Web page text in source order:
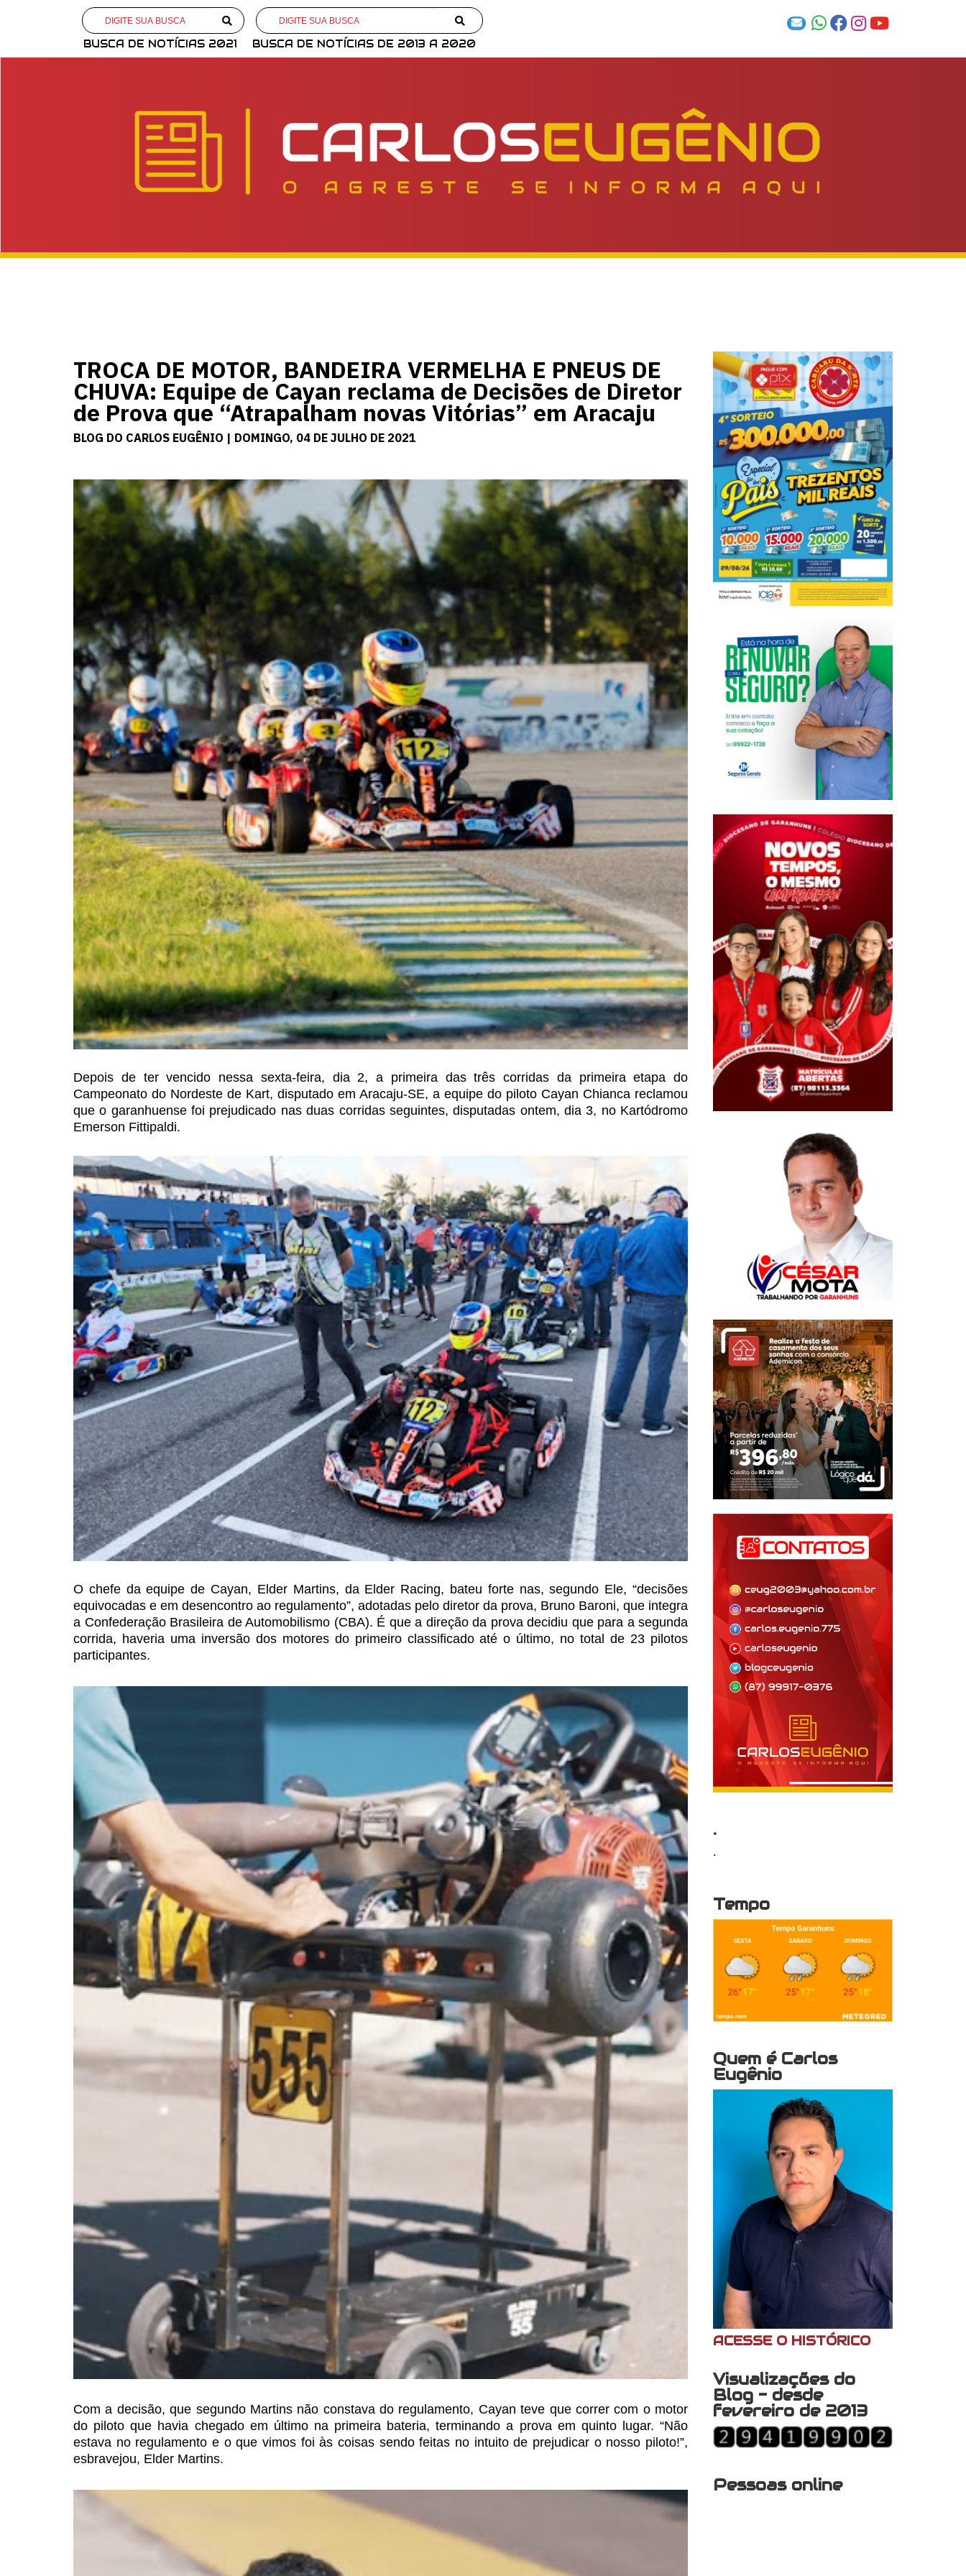
BUSCA DE NOTÍCIAS 2021 BUSCA DE NOTÍCIAS DE 2013 A 2020
TROCA DE MOTOR, BANDEIRA VERMELHA E PNEUS DE
CHUVA: Equipe de Cayan reclama de Decisões de Diretor
de Prova que “Atrapalham novas Vitórias” em Aracaju
BLOG DO CARLOS EUGÊNIO | DOMINGO, 04 DE JULHO DE 2021
Depois de ter vencido nessa sexta-feira, dia 2, a primeira das três corridas da primeira etapa do
Campeonato do Nordeste de Kart, disputado em Aracaju-SE, a equipe do piloto Cayan Chianca reclamou
que o garanhuense foi prejudicado nas duas corridas seguintes, disputadas ontem, dia 3, no Kartódromo
Emerson Fittipaldi.
O chefe da equipe de Cayan, ElderMartins, da Elder Racing, bateu forte nas, segundo Ele, “decisões
equivocadas e em desencontro ao regulamento”, adotadas pelo diretor da prova, Bruno Baroni, que integra
a Confederação Brasileira de Automobilismo (CBA). É que a direçãoda prova decidiu que para a segunda
corrida, haveria uma inversão dos motoresdo primeiro classificado até o último, no total de 23 pilotos
participantes.
Com a decisão, que segundoMartins não constava do regulamento, Cayan teve que correr com o motor
do piloto que havia chegado em último na primeira bateria, terminando a prova em quinto lugar. “Não
estava no regulamento e o que vimos foi às coisas sendofeitas no intuito de prejudicar o nosso piloto!”,
esbravejou, Elder Martins.
.
.
Tempo
Quem é Carlos
Eugênio
ACESSE O HISTÓRICO
Visualizações do
Blog - desde
fevereiro de 2013
Pessoas online